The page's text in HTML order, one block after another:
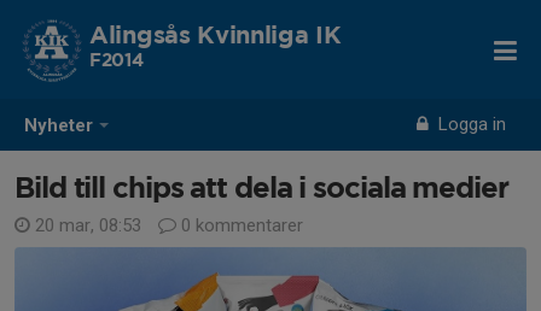
Nyheter Logga in
Alingsås Kvinnliga IK
F2014
Bild till chips att dela i sociala medier
20 mar, 08:53 0 kommentarer